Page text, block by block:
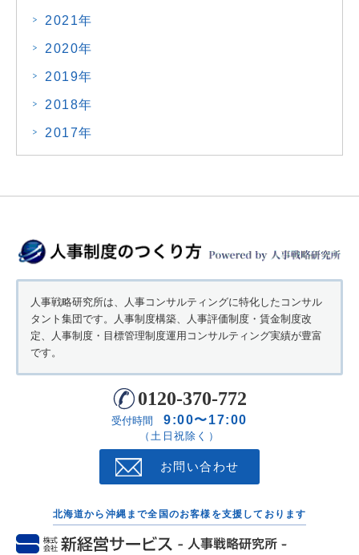
2021年
2020年
2019年
2018年
2017年
人事戦略研究所は、人事コンサルティングに特化したコンサル
タント集団です。人事制度構築、人事評価制度・賃金制度改
定、人事制度・目標管理制度運用コンサルティング実績が豊富
です。
0120-370-772
受付時間 9:00〜17:00
（土日祝除く）
お問い合わせ
北海道から沖縄まで全国のお客様を支援しております